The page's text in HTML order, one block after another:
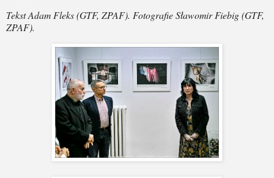
Tekst Adam Fleks (GTF, ZPAF). Fotografie Sławomir Fiebig (GTF,
ZPAF).